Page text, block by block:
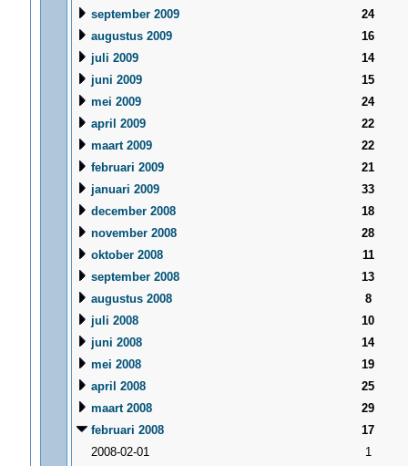
september 2009
24
augustus 2009
16
juli 2009
14
juni 2009
15
mei 2009
24
april 2009
22
maart 2009
22
februari 2009
21
januari 2009
33
december 2008
18
november 2008
28
oktober 2008
11
september 2008
13
augustus 2008
8
juli 2008
10
juni 2008
14
mei 2008
19
april 2008
25
maart 2008
29
februari 2008
17
2008-02-01
1